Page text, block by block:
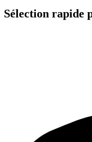
Sélection rapide